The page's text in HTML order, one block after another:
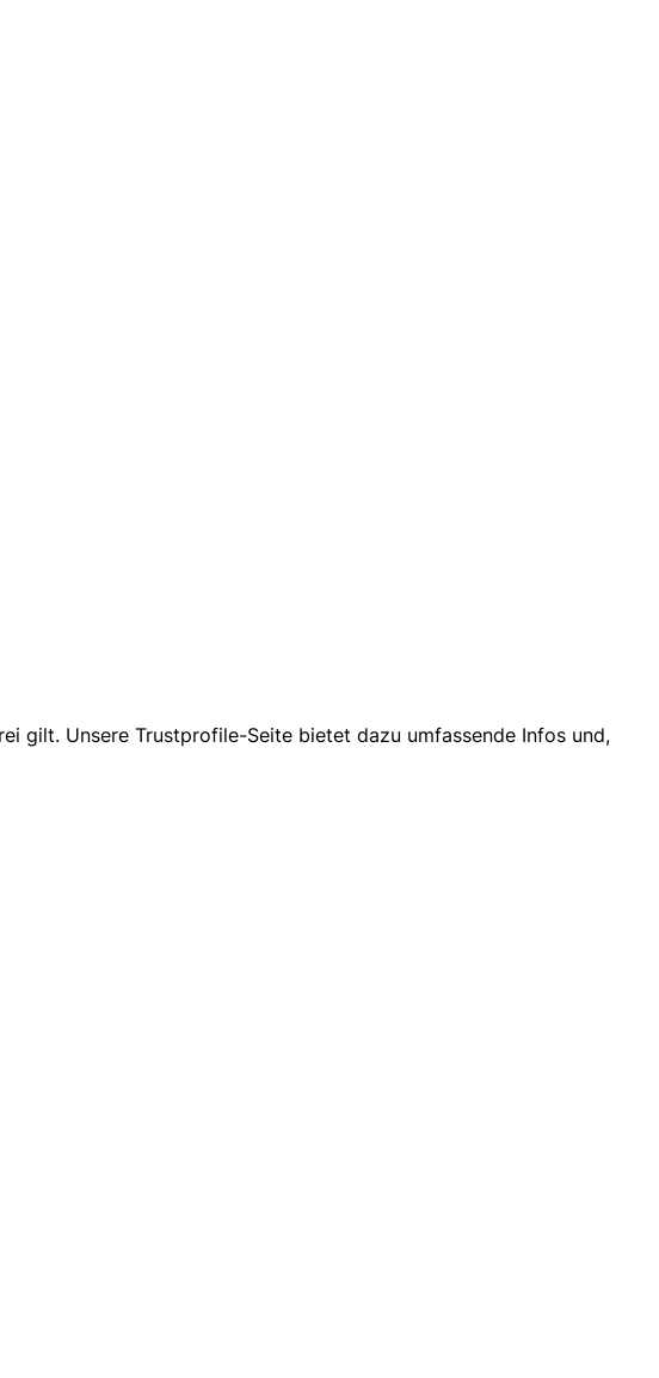
gilt. Unsere Trustprofile-Seite bietet dazu umfassende Infos und,